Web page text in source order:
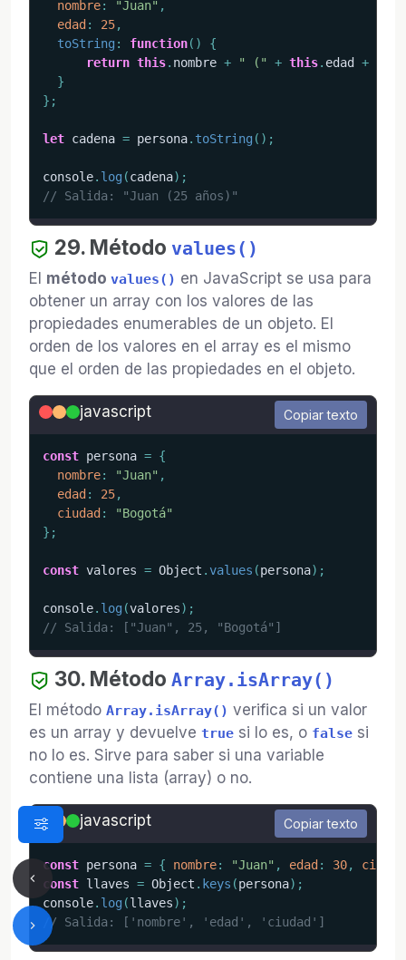
nombre: "Juan" ,
edad : 25,
toString : function( )
{
return this. nombre + " (" + this. edad +
}
} ;
let cadena = persona. toString ( ) ;
console. log (cadena) ;
// Salida: "Juan (25 años)"
29. Método values()
El método values() en JavaScript se usa para
obtener un array con los valores de las
propiedades enumerables de un objeto. El
orden de los valores en el array es el mismo
que el orden de las propiedades en el objeto.
javascript Copiar texto
const persona = {
nombre: "Juan" ,
edad : 25,
ciudad :
"Bogotá"
} ;
const valores = Object .values (persona) ;
console. log (valores) ;
// Salida: ["Juan", 25, "Bogotá"]
30. Método Array.isArray()
El método Array.isArray() verifica si un valor
es un array y devuelve true si lo es, o false si
no lo es. Sirve para saber si una variable
contiene una lista (array) o no.
javascript Copiar texto
const persona = { nombre: "Juan" , edad : 30, ciudad
const llaves = Object . keys (persona) ;
console. log (llaves) ;
// Salida: ['nombre', 'edad', 'ciudad']